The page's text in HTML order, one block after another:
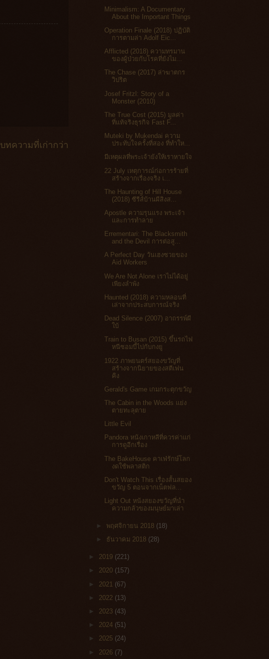
บทความที่เก่ากว่า
Minimalism: A Documentary
About the Important Things
Operation Finale (2018) ปฏิบัติ
การตามล่า Adolf Eic...
Afflicted (2018) ความทรมาน
ของผู้ป่วยกับโรคที่ยังไม...
The Chase (2017) ล่าฆาตกร
วิปริต
Josef Fritzl: Story of a
Monster (2010)
The True Cost (2015) มูลค่า
ที่แท้จริงธุรกิจ Fast F...
Muteki by Mukendai ความ
ประทับใจครั้งที่สอง ที่ทำให...
มีเหตุผลที่พระเจ้ายังให้เราหายใจ
22 July เหตุการณ์ก่อการร้ายที่
สร้างจากเรื่องจริง เ...
The Haunting of Hill House
(2018) ซีรีส์บ้านผีสิงส...
Apostle ความรุนแรง พระเจ้า
และการทำลาย
Errementari: The Blacksmith
and the Devil การต่อสู...
A Perfect Day วันเฮงซวยของ
Aid Workers
We Are Not Alone เราไม่ได้อยู่
เพียงลำพัง
Haunted (2018) ความหลอนที่
เล่าจากประสบการณ์จริง
Dead Silence (2007) อาถรรพ์ผี
ใบ้
Train to Busan (2015) ขึ้นรถไฟ
หนีซอมบี้ไปกับกงยู
1922 ภาพยนตร์สยองขวัญที่
สร้างจากนิยายของสตีเฟน
คิง
Gerald's Game เกมกระตุกขวัญ
The Cabin in the Woods แย่ง
ตายทะลุตาย
Little Evil
Pandora หนังเกาหลีที่ควรค่าแก่
การดูอีกเรื่อง
The BakeHouse คาเฟ่รักษ์โลก
งดใช้พลาสติก
Don't Watch This เรื่องสั้นสยอง
ขวัญ 5 ตอนจากเน็ตฟล...
Light Out หนังสยองขวัญที่นำ
ความกลัวของมนุษย์มาเล่า
►พฤศจิกายน 2018 (18)
► ธันวาคม 2018 (28)
► 2019 (221)
► 2020 (157)
► 2021 (67)
► 2022 (13)
► 2023 (43)
► 2024 (51)
► 2025 (24)
► 2026 (7)